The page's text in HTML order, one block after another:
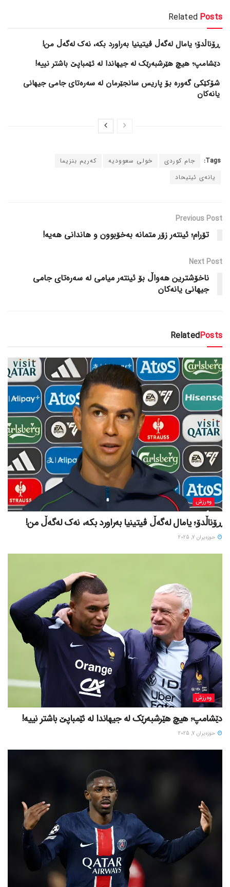
Related Posts
ڕۆناڵدۆ؛ یامال لەگەڵ ڤیتینیا بەراورد بکە، نەک لەگەڵ من!
دێشامپ؛ هیچ هێرشبەرێک لە جیهاندا لە ئێمباپێ باشتر نییە!
شۆکێکی گەورە بۆ پاریس سانجێرمان لە سەرەتای جامی جیهانی
یانەکان
Tags: جام کوردی خولی سعوودیە
کەریم بنزیما
یانەی ئیتیحاد
Previous Post
تۆرام؛ ئینتەر زۆر متمانە بەخۆبوون و هاندانی هەیە!
Next Post
ناخۆشترین هەواڵ بۆ ئینتەر میامی لە سەرەتای جامی
جیهانی یانەکان
RelatedPosts
وەرزش
ڕۆناڵدۆ؛ یامال لەگەڵ ڤیتینیا بەراورد بکە، نەک لەگەڵ من!
حوزه‌یران 7, 2025
وەرزش
دێشامپ؛ هیچ هێرشبەرێک لە جیهاندا لە ئێمباپێ باشتر نییە!
حوزه‌یران 7, 2025